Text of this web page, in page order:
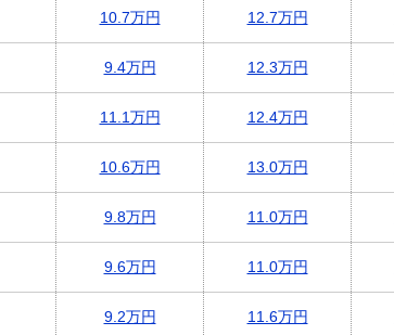
10.7万円 12.7万円
9.4万円 12.3万円
11.1万円 12.4万円
10.6万円 13.0万円
9.8万円 11.0万円
9.6万円 11.0万円
9.2万円 11.6万円